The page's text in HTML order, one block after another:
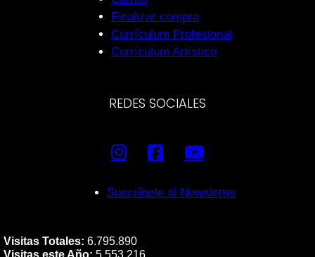
Finalizar compra
Currículum Profesional
Currículum Artístico
REDES SOCIALES
Suscríbete al Newsletter
Visitas Totales: 6.795.890
Visitas este Año: 5.553.216